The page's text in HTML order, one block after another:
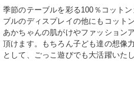
季節のテーブルを彩る100％コット
ブルのディスプレイの他にもコット
あかちゃんの肌がけやファッション
頂けます。もちろん子ども達の想像
として、ごっこ遊びでも大活躍いたし